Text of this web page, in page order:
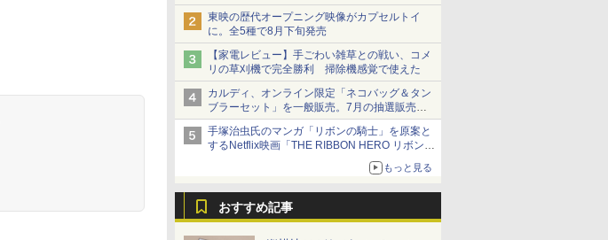
ショーツは1990円に
東映の歴代オープニング映像がカプセルトイ
に。全5種で8月下旬発売
【家電レビュー】手ごわい雑草との戦い、コメ
リの草刈機で完全勝利 掃除機感覚で使えた
カルディ、オンライン限定「ネコバッグ＆タン
ブラーセット」を一般販売。7月の抽選販売の
当選無効分
手塚治虫氏のマンガ「リボンの騎士」を原案と
するNetflix映画「THE RIBBON HERO リボンヒ
もっと見る
おすすめ記事